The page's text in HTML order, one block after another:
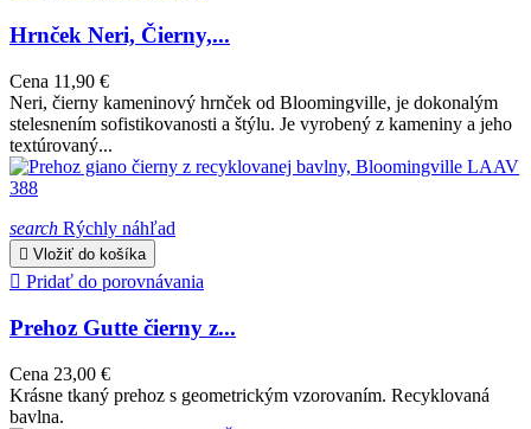
Hrnček Neri, Čierny,...
Cena 11,90 €
Neri, čierny kameninový hrnček od Bloomingville, je dokonalým
stelesnením sofistikovanosti a štýlu. Je vyrobený z kameniny a jeho
textúrovaný...
search Rýchly náhľad
 Vložiť do košíka
 Pridať do porovnávania
Prehoz Gutte čierny z...
Cena 23,00 €
Krásne tkaný prehoz s geometrickým vzorovaním. Recyklovaná
bavlna.